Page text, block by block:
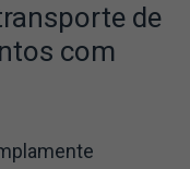
de
com